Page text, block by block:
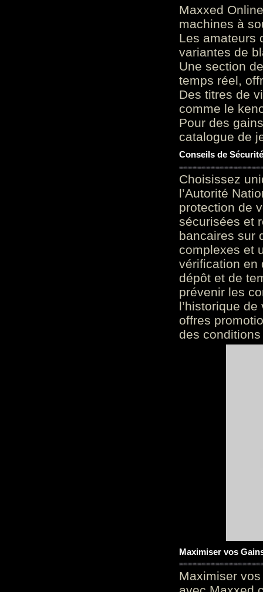
Maxxed
machines à
Les amateurs
variantes de
Une section
temps réel,
Des titres de
comme le
Pour des
catalogue de
Conseils de
Choisissez
l’Autorité
protection de
sécurisées et
bancaires sur
complexes et
vérification en
dépôt et de
prévenir les
l’historique
offres
des
Maximiser vos
Maximiser